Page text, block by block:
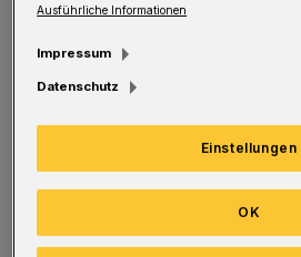
D abei geht es um das
Botanischen Garten gehört
Sommerblumenbeete im
wie die Samenaufbereitung
Glashäuser und ihre
Ausführliche Informationen
Impressum
Datenschutz
Einstellungen
OK